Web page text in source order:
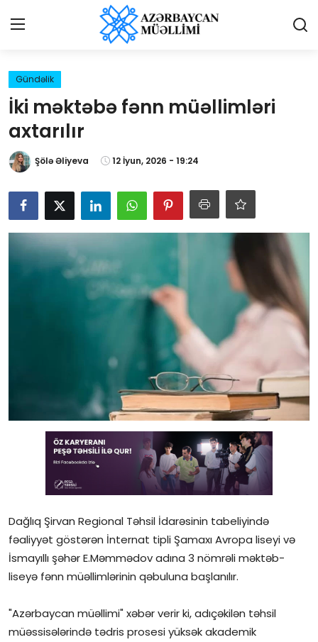
Giriş
Qəzetə elan ver
Reklam və elan
Biz kimik?
Bütün xəbərlər
Müsahibə
Elm və innovasiya
Reportaj
Pedaqogika
Qəzetin PDF arxivi
Gündəlik
İki məktəbə fənn müəllimləri
axtarılır
Şölə Əliyeva 12 İyun, 2026 - 19:24
Dağlıq Şirvan Regional Təhsil İdarəsinin tabeliyində
fəaliyyət göstərən İnternat tipli Şamaxı Avropa liseyi və
İsmayıllı şəhər E.Məmmədov adına 3 nömrəli məktəb-
liseyə fənn müəllimlərinin qəbuluna başlanılır.
"Azərbaycan müəllimi" xəbər verir ki, adıçəkilən təhsil
müəssisələrində tədris prosesi yüksək akademik